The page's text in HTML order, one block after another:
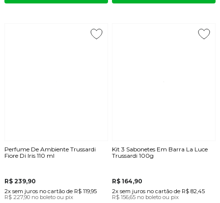
Perfume De Ambiente Trussardi
Fiore Di Iris 110 ml
R$ 239,90
2x sem juros no cartãode R$ 119,95
R$ 227,90 no boleto ou pix
Kit 3 Sabonetes Em Barra La Luce
Trussardi 100g
R$ 164,90
2x sem juros no cartão de R$ 82,45
R$ 156,65 no boleto ou pix